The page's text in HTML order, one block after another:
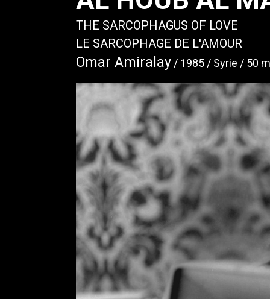
THE SARCOPHAGUS OF LOVE
LE SARCOPHAGE DE L'AMOUR
Omar Amiralay 1985 Syrie 50